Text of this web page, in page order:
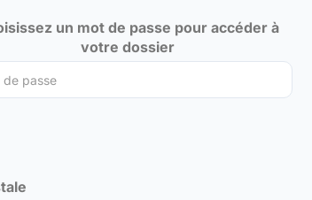
un mot de passe pour accéder à
votre dossier